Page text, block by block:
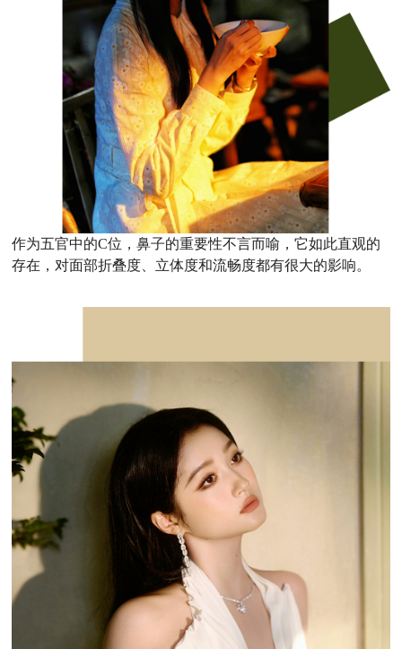
作为五官中的C位，鼻子的重要性不言而喻，它如此直观的
存在，对面部折叠度、立体度和流畅度都有很大的影响。‍‍‍‍‍‍‍‍‍‍‍‍‍‍‍‍‍‍‍‍‍‍‍‍‍‍‍‍‍‍‍‍‍‍‍‍‍‍‍‍‍‍‍